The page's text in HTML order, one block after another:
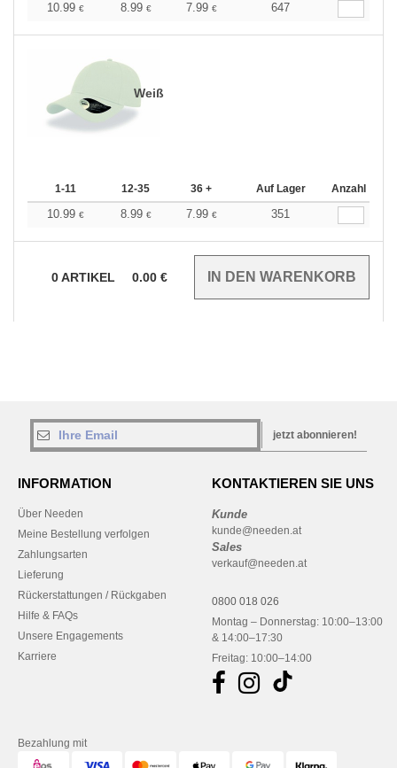
10.99 € 8.99 € 7.99 € 647
Weiß
1-11 12-35 36 + Auf Lager Anzahl
10.99 € 8.99 € 7.99 € 351
0ARTIKEL 0.00 €
jetzt abonnieren!
INFORMATION
Über Needen
Meine Bestellung verfolgen
Zahlungsarten
Lieferung
Rückerstattungen / Rückgaben
Hilfe & FAQs
Unsere Engagements
Karriere
KONTAKTIEREN SIE UNS
Kunde
kunde@needen.at
Sales
verkauf@needen.at
0800 018 026
Montag – Donnerstag: 10:00–13:00
& 14:00–17:30
Freitag: 10:00–14:00
Bezahlung mit